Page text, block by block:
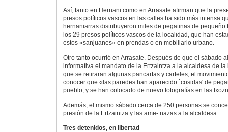
Así, tanto en Hernani como en Arrasate afirman que la
presos políticos vascos en las calles ha sido más intensa
hernaniarras distribuyeron miles de pegatinas de pequeño
los 29 presos políticos vascos de la localidad, que han
estos «sanjuanes» en prendas o en mobiliario urbano.
Otro tanto ocurrió en Arrasate. Después de que el sábado
informativa el mandato de la Ertzaintza a la alcaldesa de
que se retiraran algunas pancartas y carteles, el
conocer que «las paredes han aparecido `cosidas' de
pueblo, y se han colocado de nuevo fotografías en las
Además, el mismo sábado cerca de 250 personas se
presión de la Ertzaintza y las ame- nazas a la alcaldesa.
Tres detenidos, en libertad